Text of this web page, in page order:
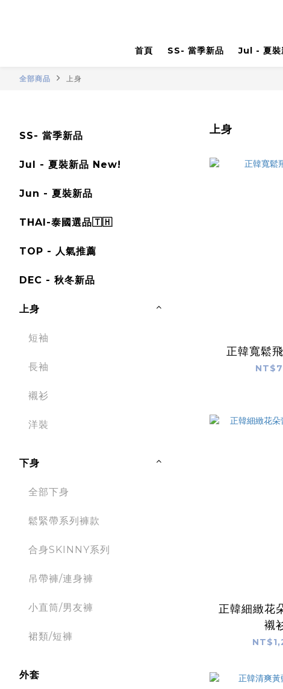
首頁 SS- 當季新品 Jul - 夏
全部商品 上身
SS- 當季新品
Jul - 夏裝新品 New!
Jun - 夏裝新品
THAI-泰國選品🇹🇭
TOP - 人氣推薦
DEC - 秋冬新品
上身
短袖
長袖
襯衫
洋裝
下身
全部下身
鬆緊帶系列褲款
合身SKINNY系列
吊帶褲/連身褲
小直筒/男友褲
裙類/短褲
外套
上身
正韓寬鬆
正韓細緻花
襯